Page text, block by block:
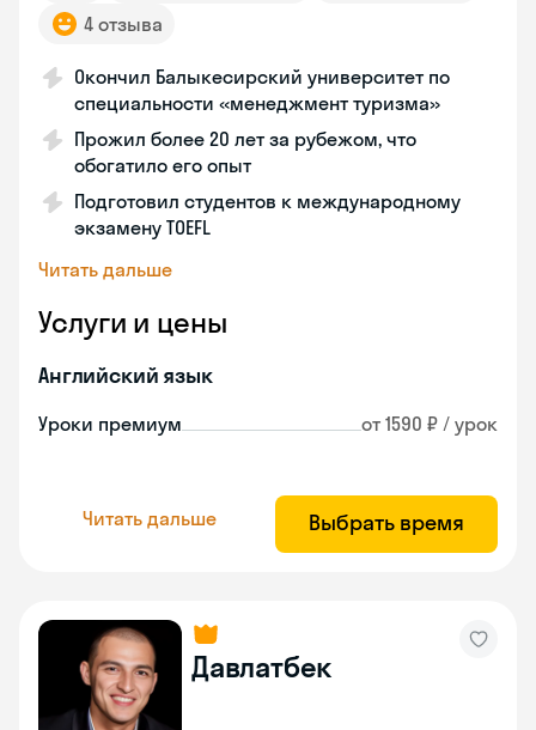
4 отзыва
Окончил Балыкесирский университет по
специальности «менеджмент туризма»
Прожил более 20 лет за рубежом, что
обогатило его опыт
Подготовил студентов к международному
экзамену TOEFL
Читать дальше
Услуги и цены
Английский язык
Уроки премиум от 1590 ₽ / урок
Читать дальше Выбрать время
Давлатбек